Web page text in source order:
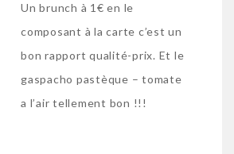
Un brunch à 1€ en le
composant à la carte c’est un
bon rapport qualité-prix. Et le
gaspacho pastèque – tomate
a l’air tellement bon !!!